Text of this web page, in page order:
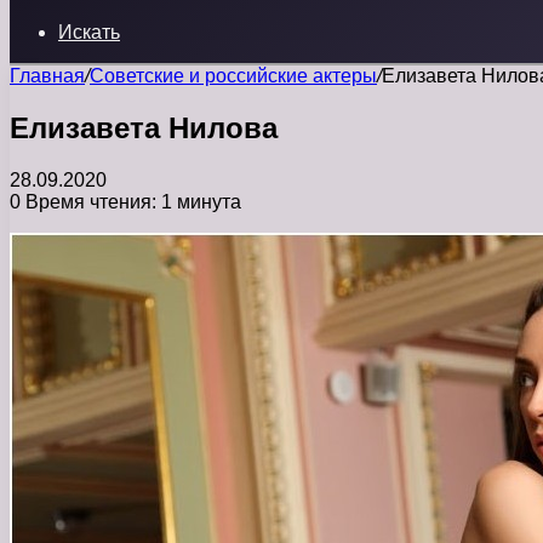
Искать
Главная/Советские и российские актеры/Елизавета
Елизавета Нилова
28.09.2020
0 Время чтения: 1 минута